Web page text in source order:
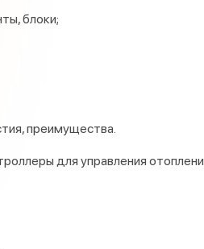
блоки;
преимущества.
для управления